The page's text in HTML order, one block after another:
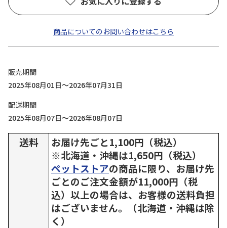
商品についてのお問い合わせはこちら
販売期間
2025年08月01日～2026年07月31日
配送期間
2025年08月07日～2026年08月07日
送料
お届け先ごと1,100円（税込）
※北海道・沖縄は1,650円（税込）
ペットストアの商品に限り、お届け先
ごとのご注文金額が11,000円（税
込）以上の場合は、お客様の送料負担
はございません。（北海道・沖縄は除
く）